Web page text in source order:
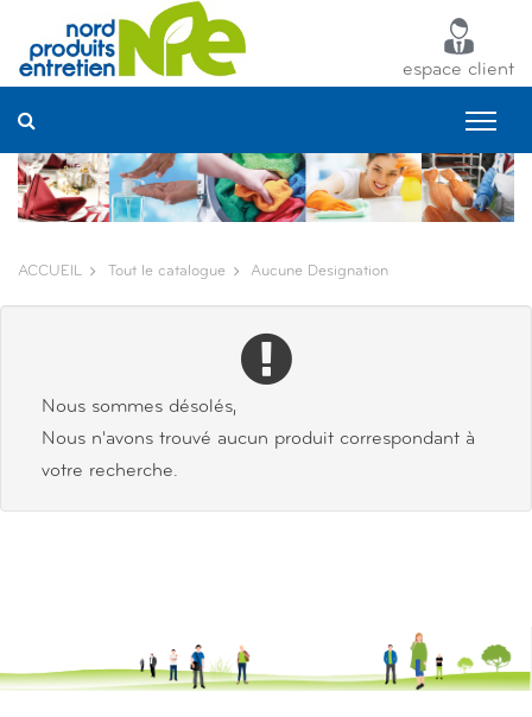
espace client
ACCUEIL Tout le catalogue Aucune Designation
Nous sommes désolés,
Nous n'avons trouvé aucun produit correspondant à
votre recherche.
Panneau de gestion des cookies